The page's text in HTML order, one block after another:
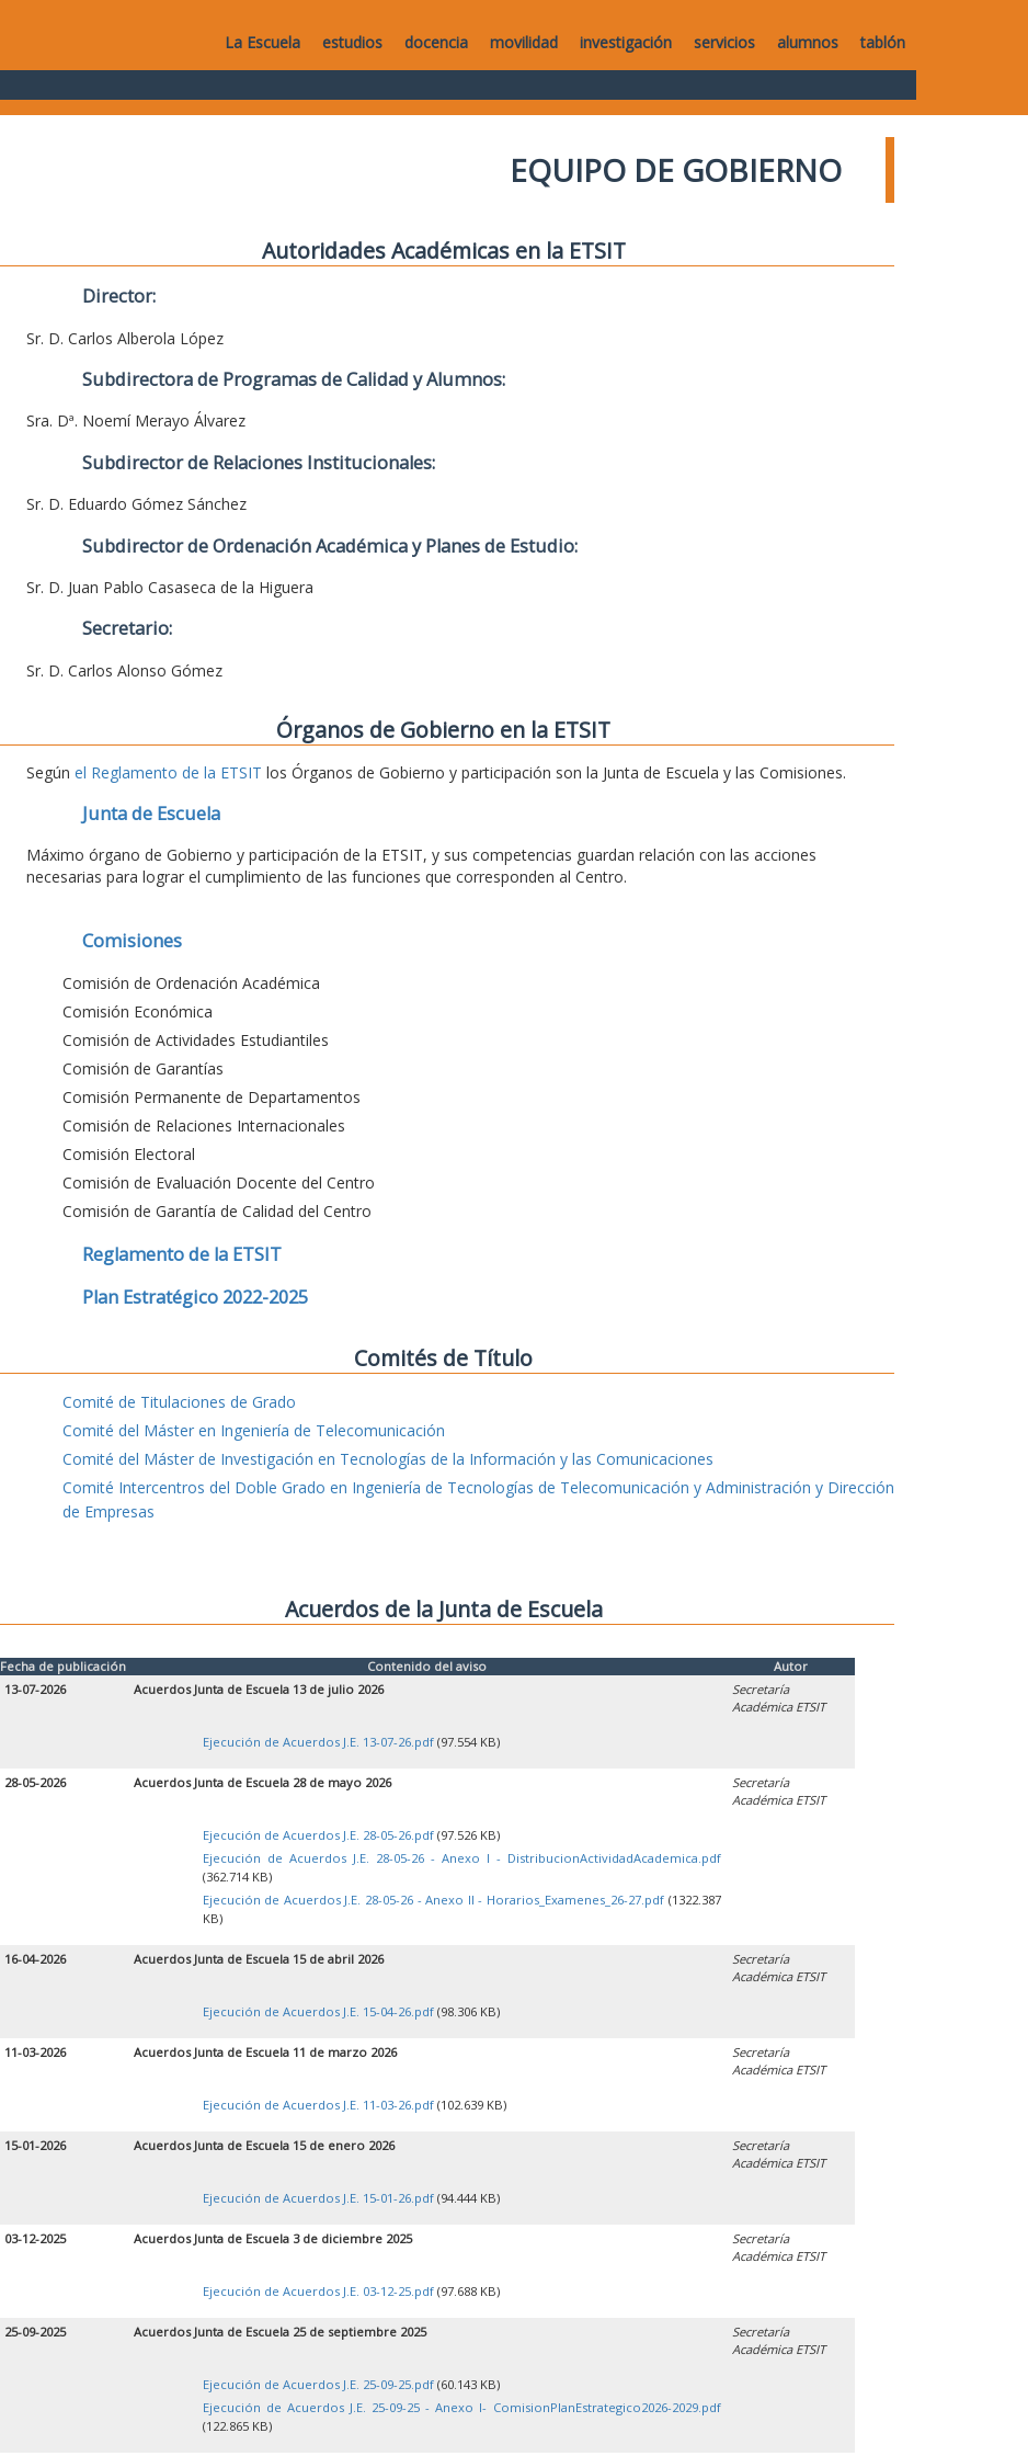
La Escuela estudios docencia movilidad investigación servicios alumnos tablón
EQUIPO DE GOBIERNO
Autoridades Académicas en la ETSIT
Director:
Sr. D. Carlos Alberola López
Subdirectora de Programas de Calidad y Alumnos:
Sra. Dª. Noemí Merayo Álvarez
Subdirector de Relaciones Institucionales:
Sr. D. Eduardo Gómez Sánchez
Subdirector de Ordenación Académica y Planes de Estudio:
Sr. D. Juan Pablo Casaseca de la Higuera
Secretario:
Sr. D. Carlos Alonso Gómez
Órganos de Gobierno en la ETSIT
Según el Reglamento de la ETSIT los Órganos de Gobierno y participación son la Junta de Escuela y las Comisiones.
Junta de Escuela
Máximo órgano de Gobierno y participación de la ETSIT, y sus competencias guardan relación con las acciones
necesarias para lograr el cumplimiento de las funciones que corresponden al Centro.
Comisiones
Comisión de Ordenación Académica
Comisión Económica
Comisión de Actividades Estudiantiles
Comisión de Garantías
Comisión Permanente de Departamentos
Comisión de Relaciones Internacionales
Comisión Electoral
Comisión de Evaluación Docente del Centro
Comisión de Garantía de Calidad del Centro
Reglamento de la ETSIT
Plan Estratégico 2022-2025
Comités de Título
Comité de Titulaciones de Grado
Comité del Máster en Ingeniería de Telecomunicación
Comité del Máster de Investigación en Tecnologías de la Información y las Comunicaciones
Comité Intercentros del Doble Grado en Ingeniería de Tecnologías de Telecomunicación y Administración y Dirección
de Empresas
Acuerdos de la Junta de Escuela
Fecha de publicación Contenido del aviso
Autor
13-07-2026
Acuerdos Junta de Escuela 13 de julio 2026
Ejecución de Acuerdos J.E. 13-07-26.pdf(97.554 KB)
Secretaría
Académica ETSIT
28-05-2026 Acuerdos Junta de Escuela 28 de mayo 2026
Ejecución de Acuerdos J.E. 28-05-26.pdf(97.526 KB)
Ejecución de Acuerdos J.E. 28-05-26 - Anexo I - DistribucionActividadAcademica.pdf
(362.714 KB)
Ejecución de Acuerdos J.E. 28-05-26 - Anexo II - Horarios_Examenes_26-27.pdf(1322.387
KB)
Secretaría
Académica ETSIT
16-04-2026 Acuerdos Junta de Escuela 15 de abril 2026
Ejecución de Acuerdos J.E. 15-04-26.pdf(98.306 KB)
Secretaría
Académica ETSIT
11-03-2026 Acuerdos Junta de Escuela 11 de marzo 2026
Ejecución de Acuerdos J.E. 11-03-26.pdf(102.639 KB)
Secretaría
Académica ETSIT
15-01-2026 Acuerdos Junta de Escuela 15 de enero 2026
Ejecución de Acuerdos J.E. 15-01-26.pdf(94.444 KB)
Secretaría
Académica ETSIT
03-12-2025 Acuerdos Junta de Escuela 3 de diciembre 2025
Ejecución de Acuerdos J.E. 03-12-25.pdf(97.688 KB)
Secretaría
Académica ETSIT
25-09-2025 Acuerdos Junta de Escuela 25 de septiembre 2025
Ejecución de Acuerdos J.E. 25-09-25.pdf(60.143 KB)
Ejecución de Acuerdos J.E. 25-09-25 - Anexo I- ComisionPlanEstrategico2026-2029.pdf
(122.865 KB)
Secretaría
Académica ETSIT